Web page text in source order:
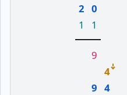
2 0
1
1
9
4
9 4